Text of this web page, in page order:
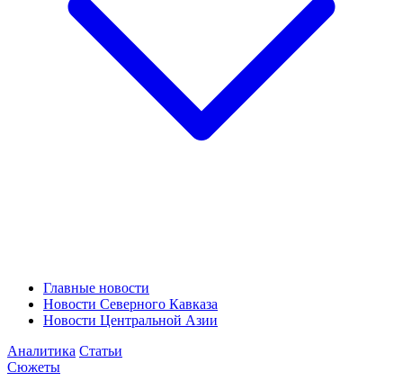
Главные новости
Новости Северного Кавказа
Новости Центральной Азии
Аналитика Статьи
Сюжеты